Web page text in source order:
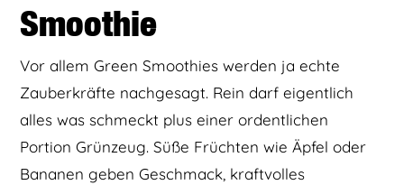
Smoothie
Vor allem Green Smoothies werden ja echte
Zauberkräfte nachgesagt. Rein darf eigentlich
alles was schmeckt plus einer ordentlichen
Portion Grünzeug. Süße Früchten wie Äpfel oder
Bananen geben Geschmack, kraftvolles